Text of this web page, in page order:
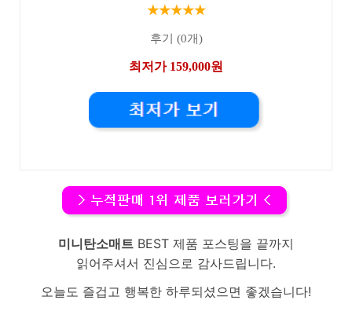
★★★★★
후기 (0개)
최저가 159,000원
미니탄소매트 BEST 제품 포스팅을 끝까지
읽어주셔서 진심으로 감사드립니다.
오늘도 즐겁고 행복한 하루되셨으면 좋겠습니다!